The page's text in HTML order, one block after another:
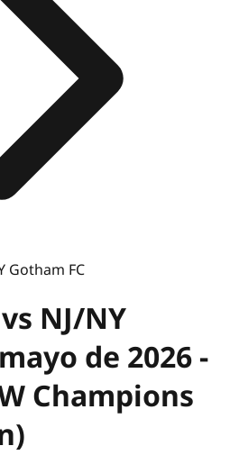
Gotham FC
NJ/NY
de 2026 -
Champions